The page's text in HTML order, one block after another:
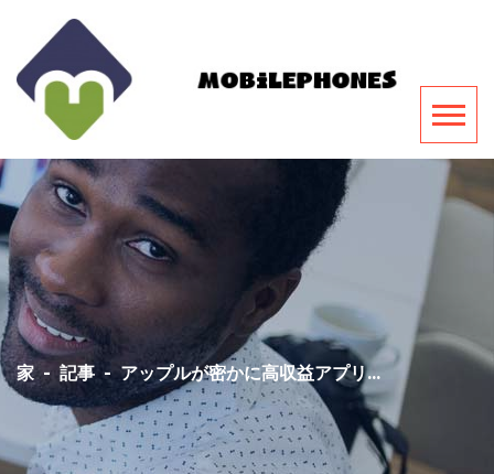
家 - 記事 - アップルが密かに高収益アプリ...